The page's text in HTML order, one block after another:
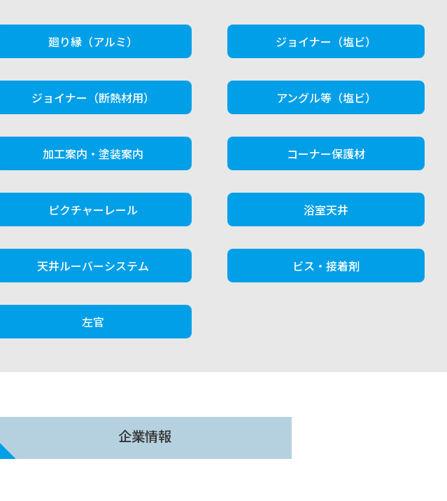
廻り縁（アルミ） ジョイナー（塩ビ）
ジョイナー（断熱材用） アングル等（塩ビ）
加工案内・塗装案内 コーナー保護材
ピクチャーレール 浴室天井
天井ルーバーシステム ビス・接着剤
左官
企業情報